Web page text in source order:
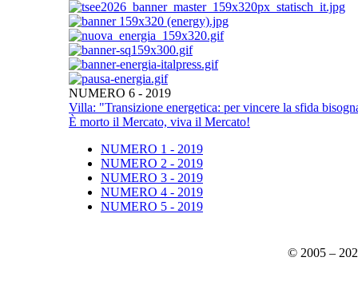
NUMERO 6 - 2019
Villa: "Transizione energetica: per vincere la sfida
È morto il Mercato, viva il Mercato!
NUMERO 1 - 2019
NUMERO 2 - 2019
NUMERO 3 - 2019
NUMERO 4 - 2019
NUMERO 5 - 2019
© 2005 –